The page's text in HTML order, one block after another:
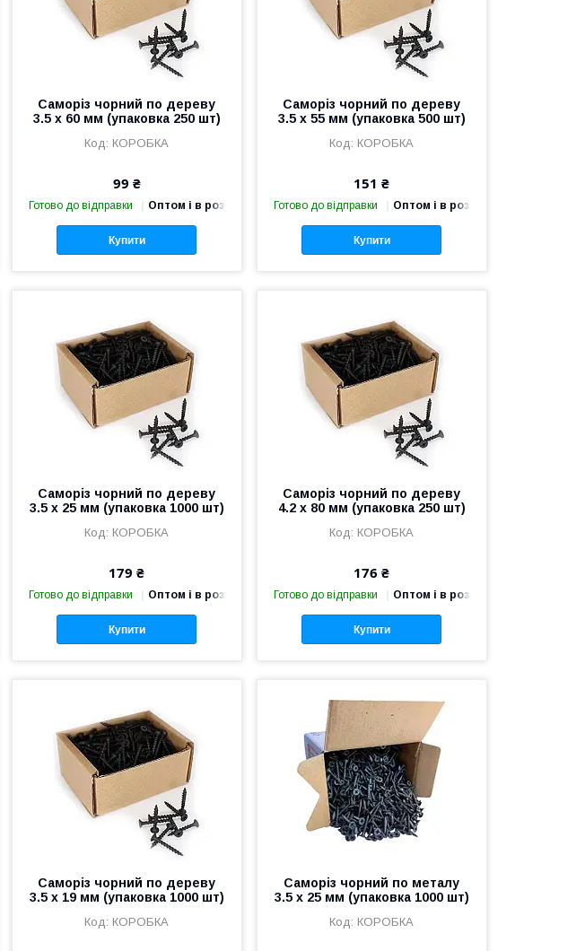
Саморіз чорний по дереву
3.5 х 60 мм (упаковка 250 шт)
КОРОБКА
99 ₴
Готово до відправки Оптом і в роздріб
Купити
Саморіз чорний по дереву
3.5 х 55 мм (упаковка 500 шт)
КОРОБКА
151 ₴
Готово до відправки Оптом і в роздріб
Купити
Саморіз чорний по дереву
3.5 х 25 мм (упаковка 1000 шт)
КОРОБКА
179 ₴
Готово до відправки Оптом і в роздріб
Купити
Саморіз чорний по дереву
4.2 х 80 мм (упаковка 250 шт)
КОРОБКА
176 ₴
Готово до відправки Оптом і в роздріб
Купити
Саморіз чорний по дереву
3.5 х 19 мм (упаковка 1000 шт)
КОРОБКА
Саморіз чорний по металу
3.5 х 25 мм (упаковка 1000 шт)
КОРОБКА